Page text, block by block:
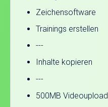
Zeichensoftware
Trainings erstellen
---
Inhalte kopieren
---
500MB Videoupload